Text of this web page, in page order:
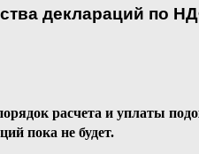
деклараций по
расчета и уплаты
пока не будет.